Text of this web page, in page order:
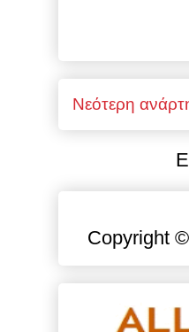
Νεότερη
Copyright